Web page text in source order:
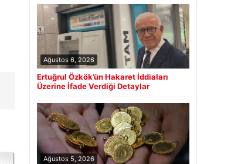
Ağustos 6, 2026
Ertuğrul Özkök’ün Hakaret İddiaları
Üzerine İfade Verdiği Detaylar
Ağustos 5, 2026